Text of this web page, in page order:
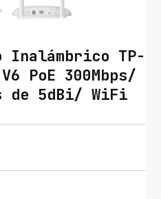
Inalámbrico TP-
PoE 300Mbps/
de 5dBi/ WiFi